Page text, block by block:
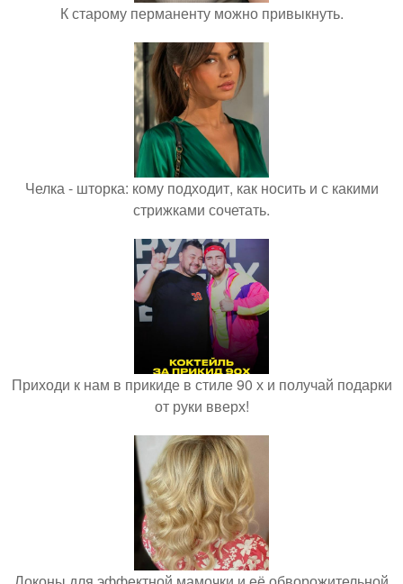
К старому перманенту можно привыкнуть.
Челка - шторка: кому подходит, как носить и с какими
стрижками сочетать.
Приходи к нам в прикиде в стиле 90 х и получай подарки
от руки вверх!